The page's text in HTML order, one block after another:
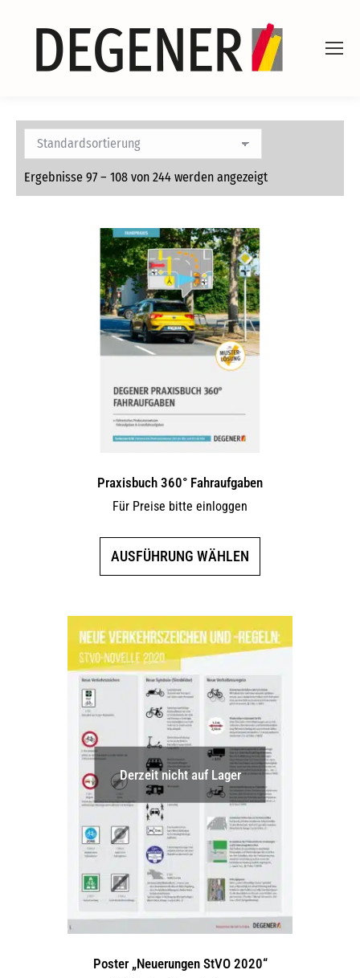
Ergebnisse 97 – 108 von 244 werden angezeigt
Praxisbuch 360° Fahraufgaben
Für Preise bitte einloggen
AUSFÜHRUNG WÄHLEN
Varianten
auf.
Optionen
können
auf
der
Produktseite
gewählt
werden
Derzeit nicht auf Lager
Poster „Neuerungen StVO 2020“